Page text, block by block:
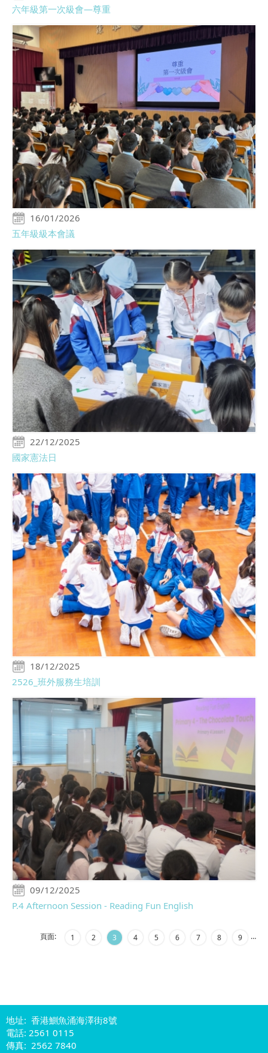
六年級第一次級會―尊重
16/01/2026
五年級級本會議
22/12/2025
國家憲法日
18/12/2025
2526_班外服務生培訓
09/12/2025
P.4 Afternoon Session - Reading Fun English
頁面: 1 2 3 4 5 6 7 8 9 …
地址: 香港鰂魚涌海澤街8號
電話: 2561 0115
傳真: 2562 7840